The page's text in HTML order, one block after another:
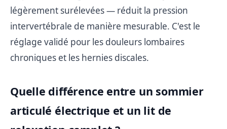
légèrement surélevées — réduit la pression
intervertébrale de manière mesurable. C'est le
réglage validé pour les douleurs lombaires
chroniques et les hernies discales.
Quelle différence entre un sommier
articulé électrique et un lit de